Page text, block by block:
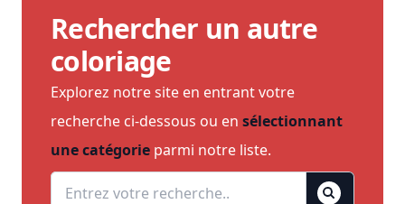
Rechercher un autre
coloriage
Explorez notre site en entrant votre
recherche ci-dessous ou en sélectionnant
une catégorie parmi notre liste.